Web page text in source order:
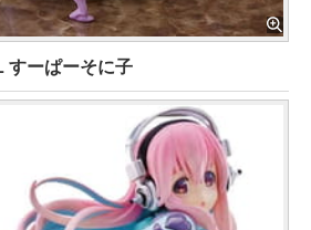
すーぱーそに子